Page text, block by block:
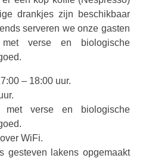
drankjes zijn beschikbaar
serveren we onze gasten
verse en biologische
– 18:00 uur.
met verse en biologische
WiFi.
gesteven lakens opgemaakt